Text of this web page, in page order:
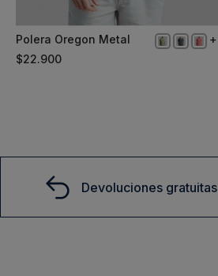
XL
Polera Oregon Metal
$22.900
Devoluciones gratuitas